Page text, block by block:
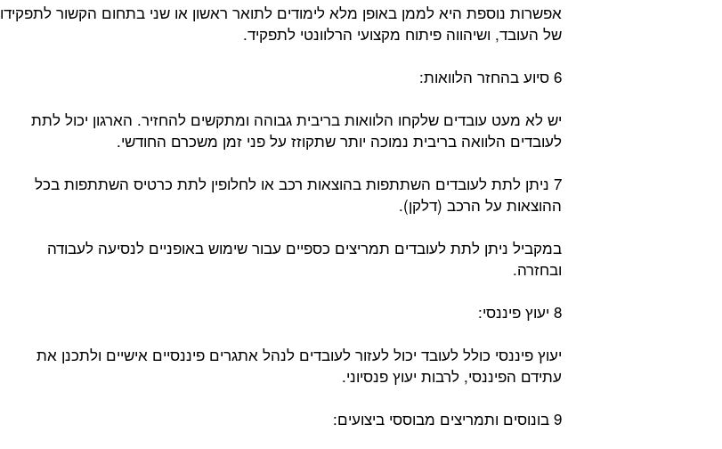
אפשרות נוספת היא לממן באופן מלא לימודים לתואר ראשון או שני בתחום הקשור לתפקידו
של העובד, ושיהווה פיתוח מקצועי הרלוונטי לתפקיד.
6 סיוע בהחזר הלוואות:
יש לא מעט עובדים שלקחו הלוואות בריבית גבוהה ומתקשים להחזיר. הארגון יכול לתת
לעובדים הלוואה בריבית נמוכה יותר שתקוזז על פני זמן משכרם החודשי.
7 ניתן לתת לעובדים השתתפות בהוצאות רכב או לחלופין לתת כרטיס השתתפות בכל
ההוצאות על הרכב (דלקן).
במקביל ניתן לתת לעובדים תמריצים כספיים עבור שימוש באופניים לנסיעה לעבודה
ובחזרה.
8 יעוץ פיננסי:
יעוץ פיננסי כולל לעובד יכול לעזור לעובדים לנהל אתגרים פיננסיים אישיים ולתכנן את
עתידם הפיננסי, לרבות יעוץ פנסיוני.
9 בונוסים ותמריצים מבוססי ביצועים: